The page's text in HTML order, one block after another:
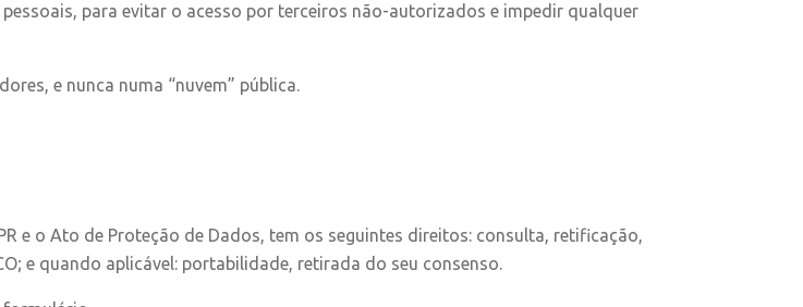
para evitar o acesso por terceiros não-autorizados e impedir qualquer
e nunca numa “nuvem” pública.
e o Ato de Proteção de Dados, tem os seguintes direitos: consulta, retificação,
e quando aplicável: portabilidade, retirada do seu consenso.